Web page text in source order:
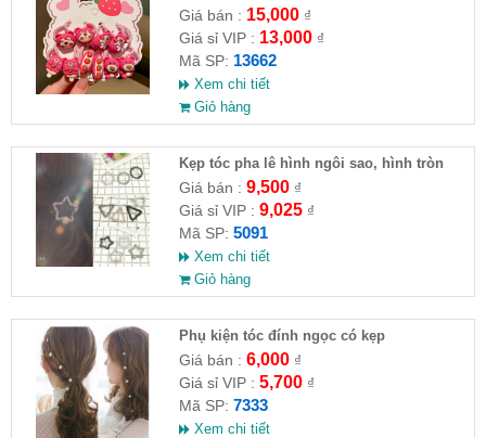
Giá bán : 15,000₫
Giá sỉ VIP : 13,000₫
Mã SP: 13662
Xem chi tiết
Giỏ hàng
Kẹp tóc pha lê hình ngôi sao, hình tròn
Giá bán : 9,500₫
Giá sỉ VIP : 9,025₫
Mã SP: 5091
Xem chi tiết
Giỏ hàng
Phụ kiện tóc đính ngọc có kẹp
Giá bán : 6,000₫
Giá sỉ VIP : 5,700₫
Mã SP: 7333
Xem chi tiết